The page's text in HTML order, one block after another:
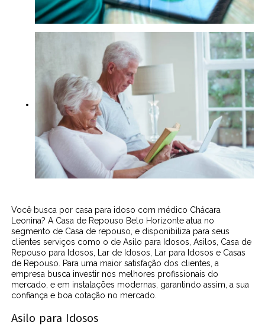
Você busca por casa para idoso com médico Chácara
Leonina? A Casa de Repouso Belo Horizonte atua no
segmento de Casa de repouso, e disponibiliza para seus
clientes serviços como o de Asilo para Idosos, Asilos, Casa de
Repouso para Idosos, Lar de Idosos, Lar para Idosos e Casas
de Repouso. Para uma maior satisfação dos clientes, a
empresa busca investir nos melhores profissionais do
mercado, e em instalações modernas, garantindo assim, a sua
confiança e boa cotação no mercado.
Asilo para Idosos